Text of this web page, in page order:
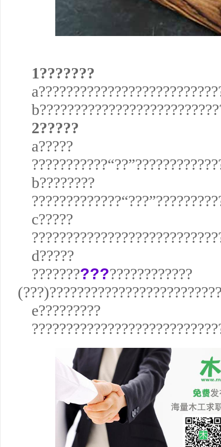
1???????
2?????
a?????
b????????
c?????
d?????
??????????????????????
e?????????